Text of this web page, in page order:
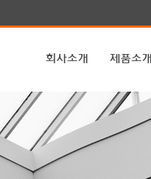
회사소개 제품소개